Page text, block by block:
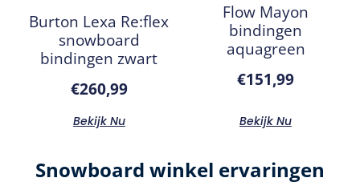
Burton Lexa Re:flex
snowboard
bindingen zwart
€260,99
Bekijk Nu
Flow Mayon
bindingen
aquagreen
€151,99
Bekijk Nu
Snowboard winkel ervaringen